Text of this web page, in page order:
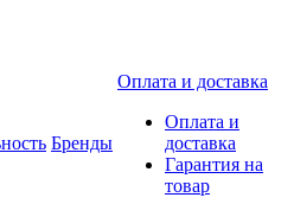
Бренды
Оплата и доставка
Оплата и
доставка
Гарантия на
товар